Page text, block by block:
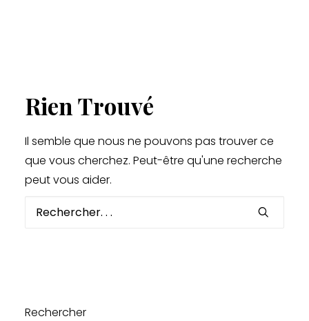
Rien Trouvé
Il semble que nous ne pouvons pas trouver ce
que vous cherchez. Peut-être qu'une recherche
peut vous aider.
Rechercher